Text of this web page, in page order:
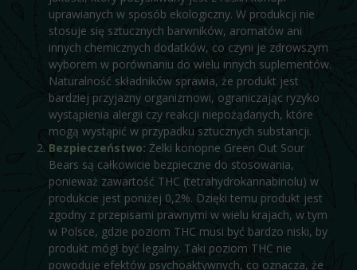
uprawianych w sposób ekologiczny. W produkcji nie
stosuje się sztucznych barwników, aromatów ani
innych chemicznych dodatków, co czyni je zdrowszym
wyborem w porównaniu do wielu innych suplementów.
Naturalność składników sprawia, że produkt jest
bardziej przyjazny organizmowi, ograniczając ryzyko
wystąpienia alergii czy reakcji niepożądanych, które
mogą wystąpić w przypadku sztucznych substancji.
Bezpieczeństwo: Żelki konopne Green Out Sour
Bears są całkowicie bezpieczne do stosowania,
ponieważ zawartość THC (tetrahydrokannabinolu) w
produkcie jest poniżej 0,2%. Dzięki temu produkt jest
zgodny z przepisami prawnymi w wielu krajach, w tym
w Polsce, gdzie poziom THC musi być bardzo niski, by
produkt mógł być legalny. Taki poziom THC nie
powoduje efektów psychoaktywnych, co oznacza, że